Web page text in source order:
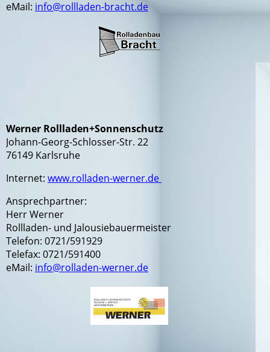
eMail: info@rollladen-bracht.de
Werner Rollladen+Sonnenschutz
Johann-Georg-Schlosser-Str. 22
76149 Karlsruhe
Internet: www.rolladen-werner.de
Ansprechpartner:
Herr Werner
Rollladen- und Jalousiebauermeister
Telefon: 0721/591929
Telefax: 0721/591400
eMail: info@rolladen-werner.de